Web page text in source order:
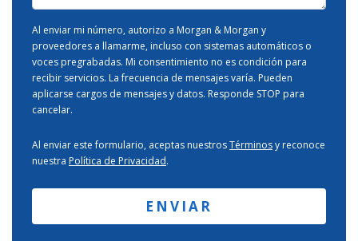
Al enviar mi número, autorizo a Morgan & Morgan y
proveedores a llamarme, incluso con sistemas automáticos o
voces pregrabadas. Mi consentimiento no es condición para
recibir servicios. La frecuencia de mensajes varía. Pueden
aplicarse cargos de mensajes y datos. Responde STOP para
cancelar.
Al enviar este formulario, aceptas nuestrosTérminosy reconoce
nuestra Política de Privacidad.